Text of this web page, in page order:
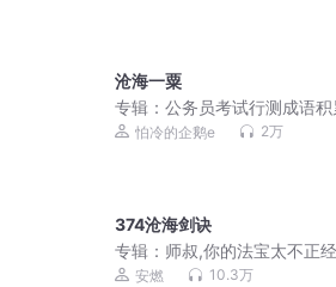
沧海一粟
专辑： 公务员考试行测成语积
怕冷的企鹅e 2万
374沧海剑诀
专辑： 师叔,你的法宝太不正
越爆笑修仙|法宝不正经VIP免
安燃 10.3万